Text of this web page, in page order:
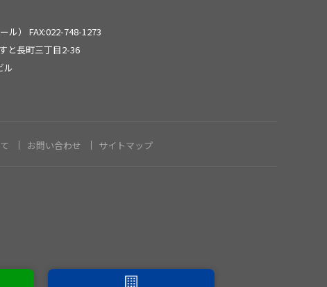
2024年1月
2023年8月
ル）FAX:022-748-1273
と長町三丁目2-36
ル
お問い合わせ サイトマップ